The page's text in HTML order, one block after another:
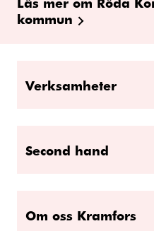
kommun
Verksamheter
Second hand
Om oss Kramfors